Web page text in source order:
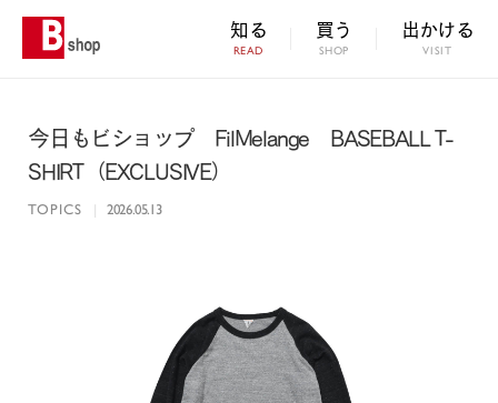
知る
READ
買う
SHOP
出かける
VISIT
今日もビショップ FilMelange BASEBALL T-
SHIRT（EXCLUSIVE）
TOPICS | 2026.05.13